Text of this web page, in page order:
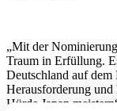
„Mit der
Traum in Erfüllung.
Deutschland auf dem
Herausforderung und
Hürde Japan